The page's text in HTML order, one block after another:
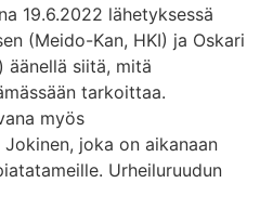
19.6.2022 lähetyksessä
(Meido-Kan, HKI) ja Oskari
äänellä siitä, mitä
tarkoittaa.
myös
joka on aikanaan
Urheiluruudun